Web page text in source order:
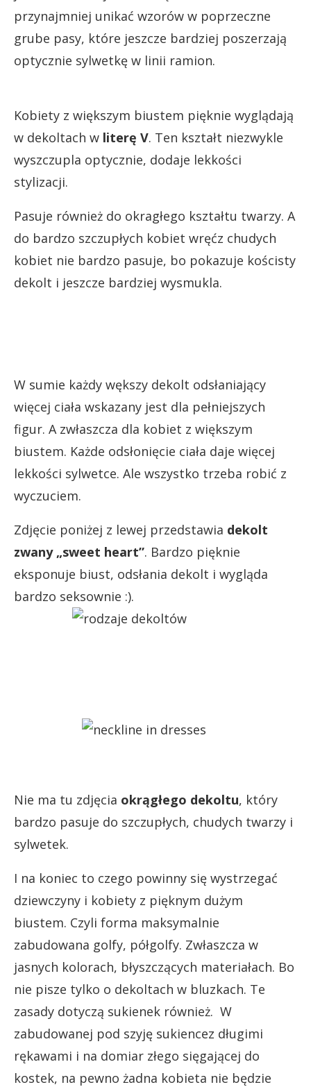
przynajmniej unikać wzorów w poprzeczne
grube pasy, które jeszcze bardziej poszerzają
optycznie sylwetkę w linii ramion.
Kobiety z większym biustem pięknie wyglądają
w dekoltach w literę V. Ten kształt niezwykle
wyszczupla optycznie, dodaje lekkości
stylizacji.
Pasuje również do okragłego kształtu twarzy. A
do bardzo szczupłych kobiet wręćz chudych
kobiet nie bardzo pasuje, bo pokazuje kościsty
dekolt i jeszcze bardziej wysmukla.
W sumie każdy wększy dekolt odsłaniający
więcej ciała wskazany jest dla pełniejszych
figur. A zwłaszcza dla kobiet z większym
biustem. Każde odsłonięcie ciała daje więcej
lekkości sylwetce. Ale wszystko trzeba robić z
wyczuciem.
Zdjęcie poniżej z lewej przedstawia dekolt
zwany „sweet heart”. Bardzo pięknie
eksponuje biust, odsłania dekolt i wygląda
bardzo seksownie :).
Nie ma tu zdjęcia okrągłego dekoltu, który
bardzo pasuje do szczupłych, chudych twarzy i
sylwetek.
I na koniec to czego powinny się wystrzegać
dziewczyny i kobiety z pięknym dużym
biustem. Czyli forma maksymalnie
zabudowana golfy, półgolfy. Zwłaszcza w
jasnych kolorach, błyszczących materiałach. Bo
nie pisze tylko o dekoltach w bluzkach. Te
zasady dotyczą sukienek również. W
zabudowanej pod szyję sukiencez długimi
rękawami i na domiar złego sięgającej do
kostek, na pewno żadna kobieta nie będzie